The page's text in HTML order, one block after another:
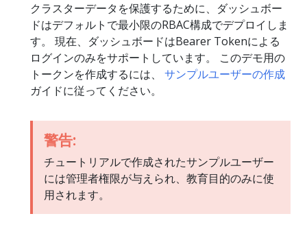
クラスターデータを保護するために、ダッシュボー
ドはデフォルトで最小限のRBAC構成でデプロイしま
す。 現在、ダッシュボードはBearer Tokenによる
ログインのみをサポートしています。 このデモ用の
トークンを作成するには、 サンプルユーザーの作成
ガイドに従ってください。
警告:
チュートリアルで作成されたサンプルユーザー
には管理者権限が与えられ、教育目的のみに使
用されます。